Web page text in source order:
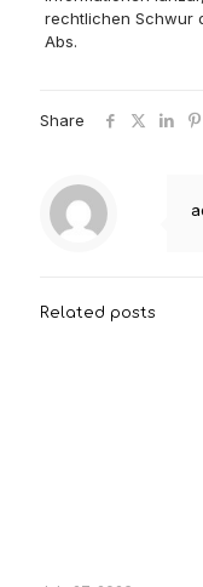
rechtlichen Schwur
Abs.
Share
Related posts